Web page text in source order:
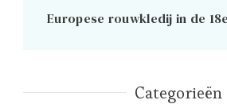
Europese rouwkledij in de
Categorieën